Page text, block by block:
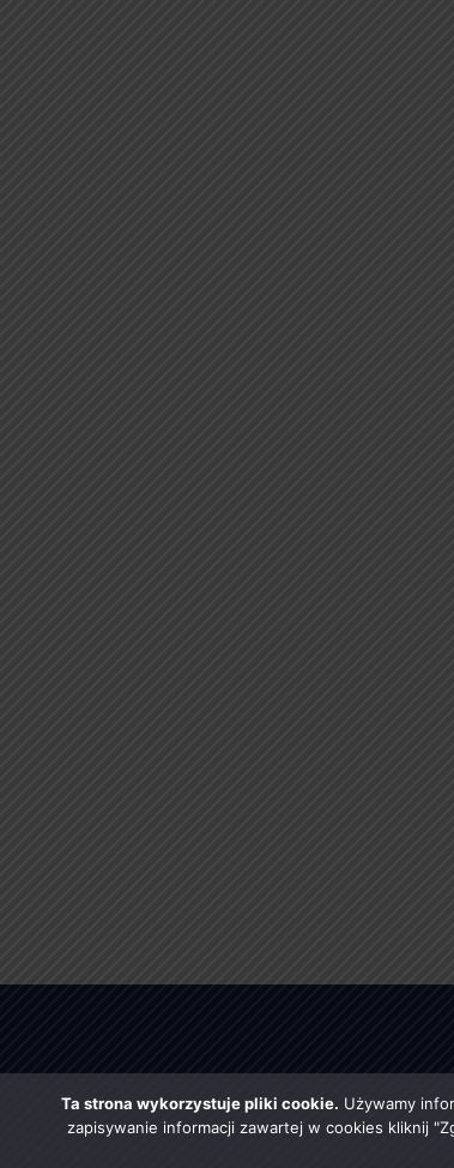
Ta strona wykorzystuje pliki cookie. Używamy
zapisywanie informacji zawartej w cookies kliknij